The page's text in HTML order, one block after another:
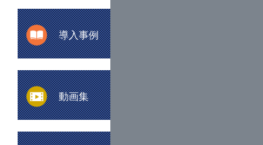
【年末年始休業日のお知らせ】
12月27日（土）～1月4日（日）まで年末年始休
暇とさせていただきます。
1月5日（月）より通常営業となります。
休暇期間中にいただいたお問合せにつきまして
は、営業開始日以降に順次回答させていただき
導入事例
動画集